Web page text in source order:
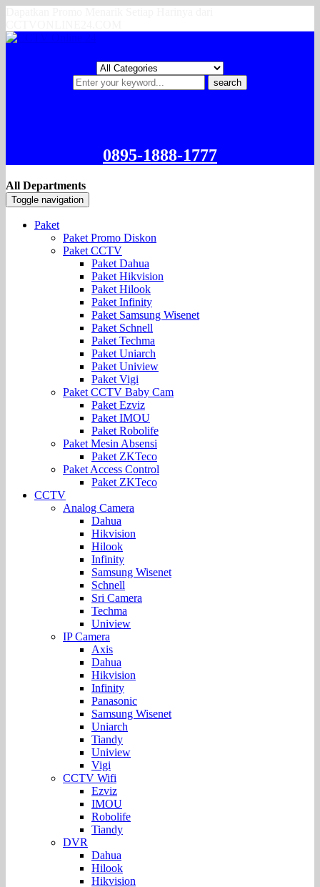
search
0895-1888-1777
All Departments
Toggle navigation
Paket
Paket Promo Diskon
Paket CCTV
Paket Dahua
Paket Hikvision
Paket Hilook
Paket Infinity
Paket Samsung Wisenet
Paket Schnell
Paket Techma
Paket Uniarch
Paket Uniview
Paket Vigi
Paket CCTV Baby Cam
Paket Ezviz
Paket IMOU
Paket Robolife
Paket Mesin Absensi
Paket ZKTeco
Paket Access Control
Paket ZKTeco
CCTV
Analog Camera
Dahua
Hikvision
Hilook
Infinity
Samsung Wisenet
Schnell
Sri Camera
Techma
Uniview
IP Camera
Axis
Dahua
Hikvision
Infinity
Panasonic
Samsung Wisenet
Uniarch
Tiandy
Uniview
Vigi
CCTV Wifi
Ezviz
IMOU
Robolife
Tiandy
DVR
Dahua
Hilook
Hikvision